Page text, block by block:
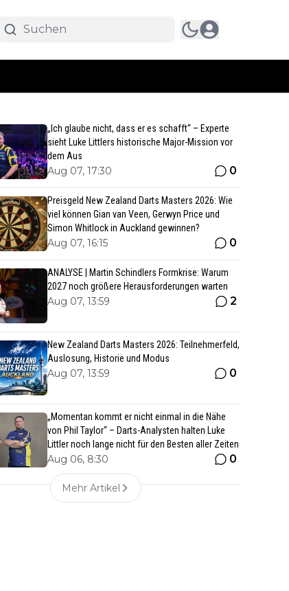
„Ich glaube nicht, dass er es schafft“ – Experte
sieht Luke Littlers historische Major-Mission vor
dem Aus
Aug 07, 17:30 0
Preisgeld New Zealand Darts Masters 2026: Wie
viel können Gian van Veen, Gerwyn Price und
Simon Whitlock in Auckland gewinnen?
Aug 07, 16:15 0
ANALYSE | Martin Schindlers Formkrise: Warum
2027 noch größere Herausforderungen warten
Aug 07, 13:59 2
New Zealand Darts Masters 2026: Teilnehmerfeld,
Auslosung, Historie und Modus
Aug 07, 13:59 0
„Momentan kommt er nicht einmal in die Nähe
von Phil Taylor“ – Darts-Analysten halten Luke
Littler noch lange nicht für den Besten aller Zeiten
Aug 06, 8:30 0
Mehr Artikel